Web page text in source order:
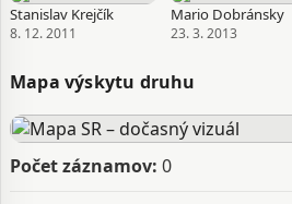
Stanislav Krejčík
8. 12. 2011
Mario Dobránsky
23. 3. 2013
Mapa výskytu druhu
Počet záznamov: 0